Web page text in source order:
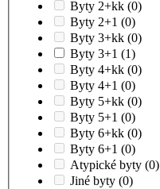
Byty 2+kk (0)
Byty 2+1 (0)
Byty 3+kk (0)
Byty 3+1 (1)
Byty 4+kk (0)
Byty 4+1 (0)
Byty 5+kk (0)
Byty 5+1 (0)
Byty 6+kk (0)
Byty 6+1 (0)
Atypické byty (0)
Jiné byty (0)